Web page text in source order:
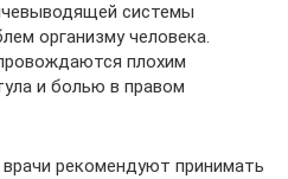
системы
организму человека.
плохим
и болью в правом
рекомендуют принимать